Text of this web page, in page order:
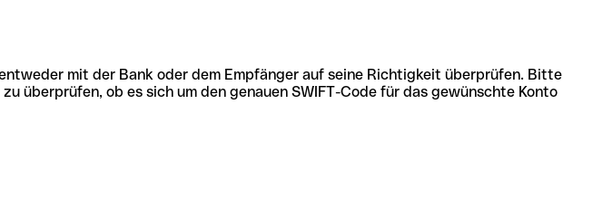
mit der Bank oder dem Empfänger auf seine Richtigkeit überprüfen. Bitte
überprüfen, ob es sich um den genauen SWIFT-Code für das gewünschte Konto